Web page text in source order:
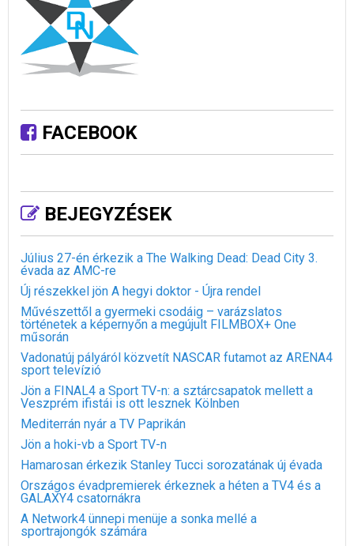
FACEBOOK
BEJEGYZÉSEK
Július 27-én érkezik a The Walking Dead: Dead City 3.
évada az AMC-re
Új részekkel jön A hegyi doktor - Újra rendel
Művészettől a gyermeki csodáig – varázslatos
történetek a képernyőn a megújult FILMBOX+ One
műsorán
Vadonatúj pályáról közvetít NASCAR futamot az ARENA4
sport televízió
Jön a FINAL4 a Sport TV-n: a sztárcsapatok mellett a
Veszprém ifistái is ott lesznek Kölnben
Mediterrán nyár a TV Paprikán
Jön a hoki-vb a Sport TV-n
Hamarosan érkezik Stanley Tucci sorozatának új évada
Országos évadpremierek érkeznek a héten a TV4 és a
GALAXY4 csatornákra
A Network4 ünnepi menüje a sonka mellé a
sportrajongók számára